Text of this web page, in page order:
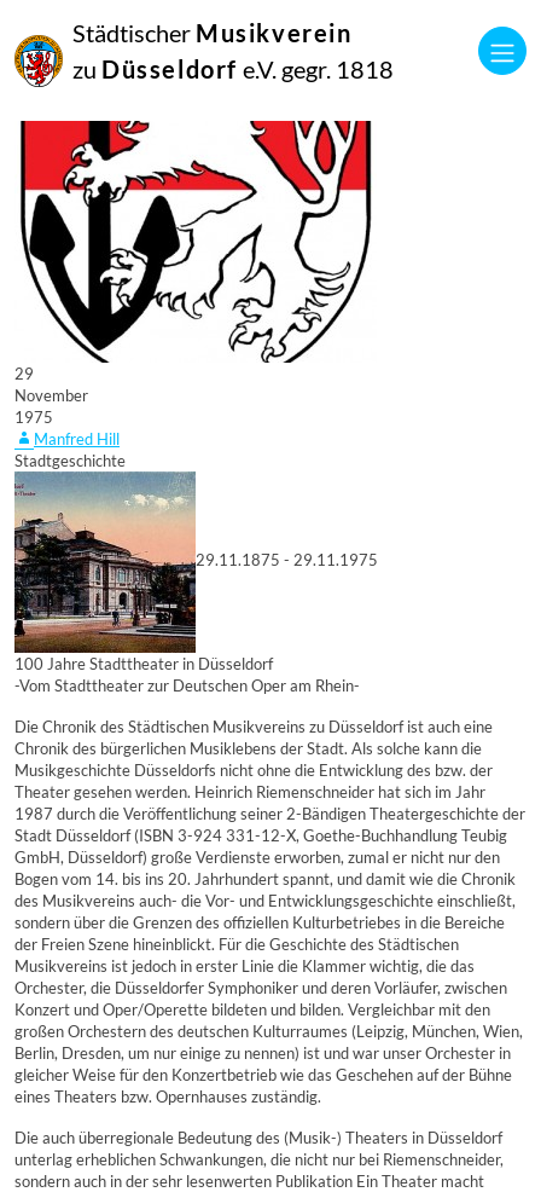
Städtischer Musikverein
zu Düsseldorf e.V. gegr. 1818
29
November
1975
Manfred Hill
Stadtgeschichte
29.11.1875 - 29.11.1975
100 Jahre Stadttheater in Düsseldorf
-Vom Stadttheater zur Deutschen Oper am Rhein-
Die Chronik des Städtischen Musikvereins zu Düsseldorf ist auch eine
Chronik des bürgerlichen Musiklebens der Stadt. Als solche kann die
Musikgeschichte Düsseldorfs nicht ohne die Entwicklung des bzw. der
Theater gesehen werden. Heinrich Riemenschneider hat sich im Jahr
1987 durch die Veröffentlichung seiner 2-Bändigen Theatergeschichte der
Stadt Düsseldorf (ISBN 3-924 331-12-X, Goethe-Buchhandlung Teubig
GmbH, Düsseldorf) große Verdienste erworben, zumal er nicht nur den
Bogen vom 14. bis ins 20. Jahrhundert spannt, und damit wie die Chronik
des Musikvereins auch- die Vor- und Entwicklungsgeschichte einschließt,
sondern über die Grenzen des offiziellen Kulturbetriebes in die Bereiche
der Freien Szene hineinblickt. Für die Geschichte des Städtischen
Musikvereins ist jedoch in erster Linie die Klammer wichtig, die das
Orchester, die Düsseldorfer Symphoniker und deren Vorläufer, zwischen
Konzert und Oper/Operette bildeten und bilden. Vergleichbar mit den
großen Orchestern des deutschen Kulturraumes (Leipzig, München, Wien,
Berlin, Dresden, um nur einige zu nennen) ist und war unser Orchester in
gleicher Weise für den Konzertbetrieb wie das Geschehen auf der Bühne
eines Theaters bzw. Opernhauses zuständig.
Die auch überregionale Bedeutung des (Musik-) Theaters in Düsseldorf
unterlag erheblichen Schwankungen, die nicht nur bei Riemenschneider,
sondern auch in der sehr lesenwerten Publikation Ein Theater macht